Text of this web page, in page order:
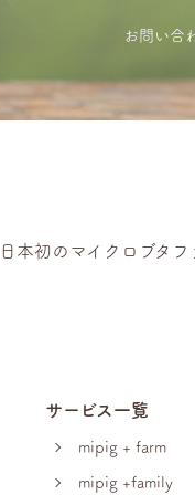
お問い合
日本初のマイクロブタ
サービス一覧
mipig + farm
mipig +family